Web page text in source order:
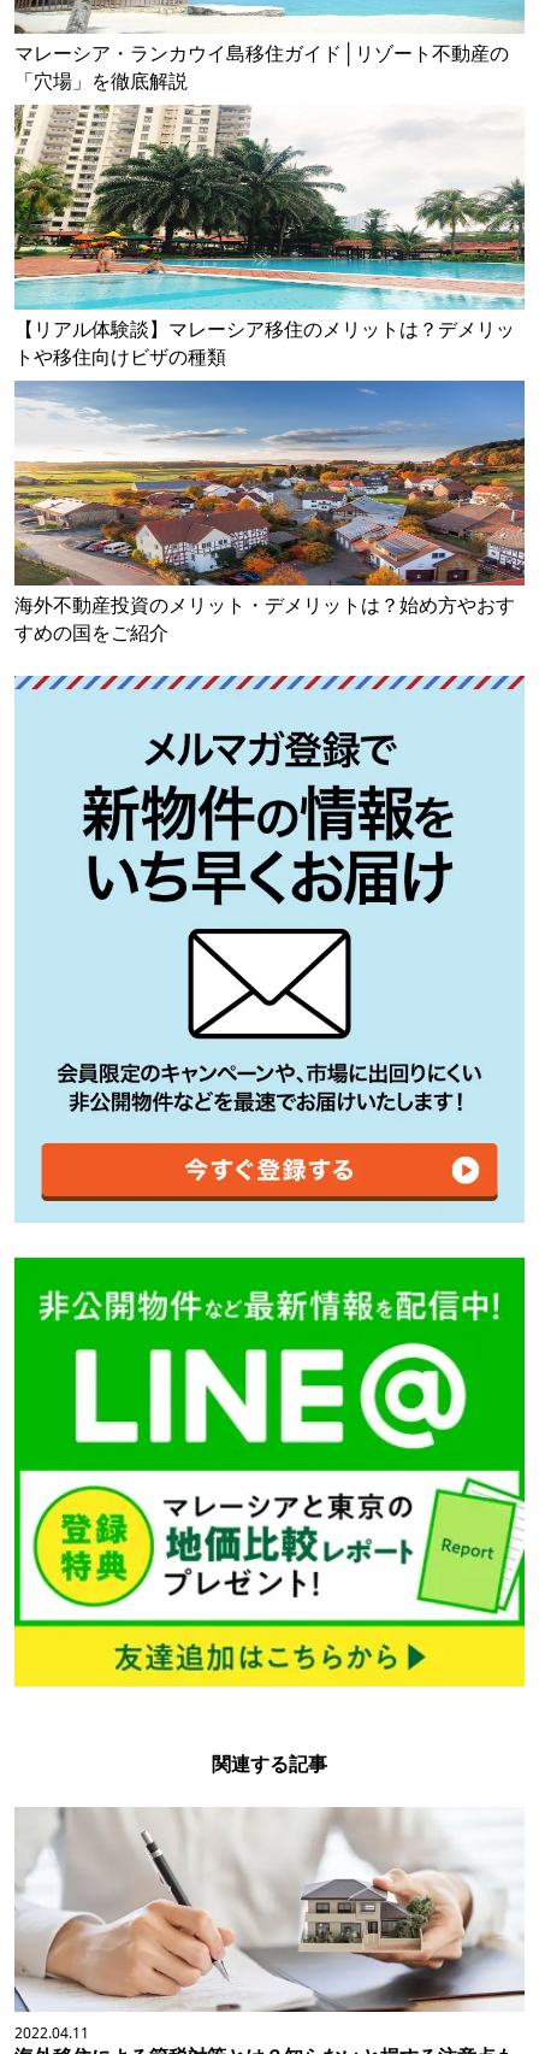
マレーシア・ランカウイ島移住ガイド│リゾート不動産の
「穴場」を徹底解説
【リアル体験談】マレーシア移住のメリットは？デメリッ
トや移住向けビザの種類
海外不動産投資のメリット・デメリットは？始め方やおす
すめの国をご紹介
関連する記事
2022.04.11